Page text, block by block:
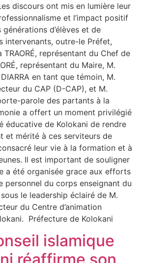
discours ont mis en lumière leur
et l’impact positif
générations d’élèves et de
intervenants, outre-le Préfet,
représentant du Chef de
représentant du Maire, M.
en tant que témoin, M.
du CAP (D-CAP), et M.
parole des partants à la
a offert un moment privilégié
éducative de Kolokani de rendre
et mérité à ces serviteurs de
leur vie à la formation et à
Il est important de souligner
a été organisée grace aux efforts
personnel du corps enseignant du
le leadership éclairé de M.
du Centre d’animation
Préfecture de Kolokani
islamique